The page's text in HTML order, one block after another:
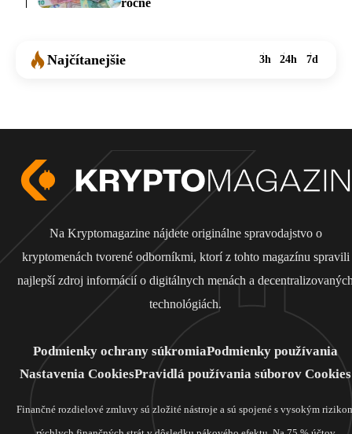
ročne
Najčítanejšie 3h 24h 7d
Na Kryptomagazine nájdete originálne spravodajstvo o
kryptomenách tvorené odborníkmi, ktorí z tohto magazínu spravili
najlepší zdroj informácií o digitálnych menách a
technológiách.
Podmienky ochrany súkromiaPodmienky používania
Nastavenia CookiesPravidlá používania súborov Cookies
Finančné rozdielové zmluvy sú zložité nástroje a sú spojené s vysokým